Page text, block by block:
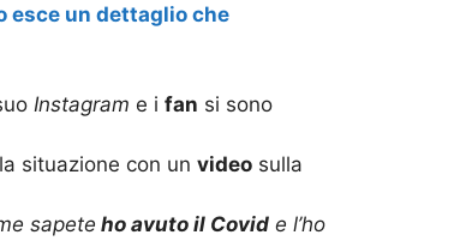
esce un dettaglio che
Instagram e i fan si sono
situazione con un video sulla
sapete ho avuto il Covid e l’ho